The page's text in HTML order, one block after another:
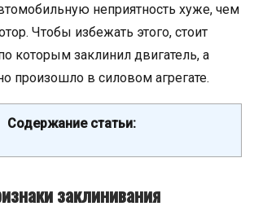
неприятность хуже, чем
Чтобы избежать этого, стоит
которым заклинил двигатель, а
произошло в силовом агрегате.
Содержание статьи:
заклинивания